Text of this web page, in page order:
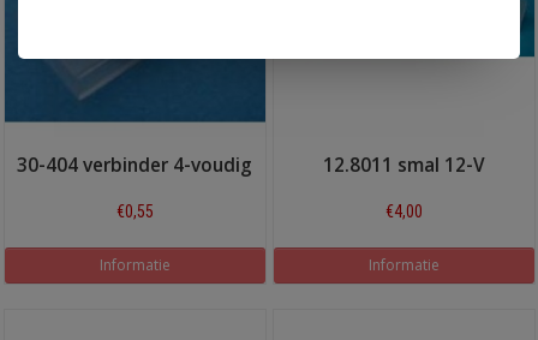
30-404 verbinder 4-voudig
€0,55
Informatie
12.8011 smal 12-V
€4,00
Informatie